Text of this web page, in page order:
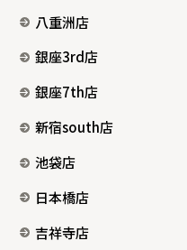
八重洲店
銀座3rd店
銀座7th店
新宿south店
池袋店
日本橋店
吉祥寺店